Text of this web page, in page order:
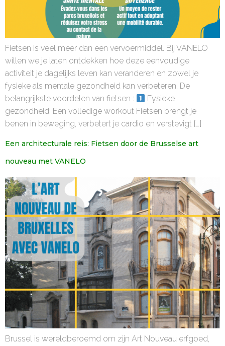
Fietsen is veel meer dan een vervoermiddel. Bij VANELO
willen we je laten ontdekken hoe deze eenvoudige
activiteit je dagelijks leven kan veranderen en zowel je
fysieke als mentale gezondheid kan verbeteren. De
belangrijkste voordelen van fietsen :
Fysieke
gezondheid: Een volledige workout Fietsen brengt je
benen in beweging, verbetert je cardio en verstevigt […]
Een architecturale reis: Fietsen door de Brusselse art
nouveau met VANELO
Brussel is wereldberoemd om zijn Art Nouveau erfgoed,